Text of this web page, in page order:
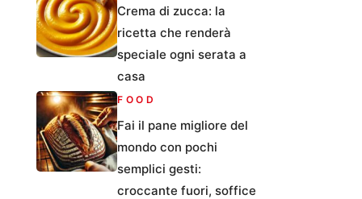
Crema di zucca: la
ricetta che renderà
speciale ogni serata a
casa
FOOD
Fai il pane migliore del
mondo con pochi
semplici gesti:
croccante fuori, soffice